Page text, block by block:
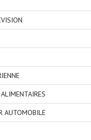
AUTOMOBILE